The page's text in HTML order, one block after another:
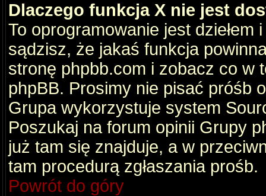
Dlaczego funkcja X nie jest
To oprogramowanie jest dziełem
sądzisz, że jakaś funkcja
stronę phpbb.com i zobacz co w
phpBB. Prosimy nie pisać próśb
Grupa wykorzystuje system
Poszukaj na forum opinii Grupy
już tam się znajduje, a w
tam procedurą zgłaszania prośb.
Powrót do góry